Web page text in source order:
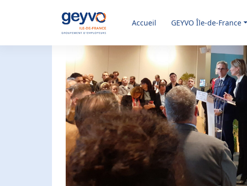
Accueil GEYVOÎle-de-France